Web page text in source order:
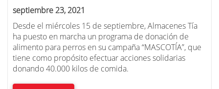
septiembre 23, 2021
Desde el miércoles 15 de septiembre, Almacenes Tía
ha puesto en marcha un programa de donación de
alimento para perros en su campaña “MASCOTÍA”, que
tiene como propósito efectuar acciones solidarias
donando 40.000 kilos de comida.